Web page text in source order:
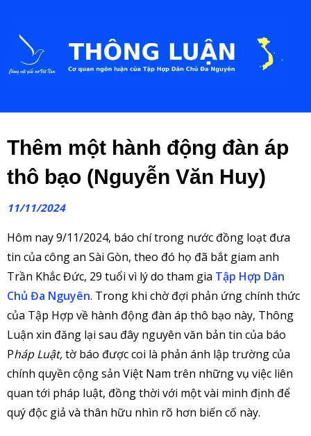
Thêm một hành động đàn áp
thô bạo (Nguyễn Văn Huy)
11/11/2024
Hôm nay 9/11/2024, báo chí trong nước đồng loạt đưa
tin của công an Sài Gòn, theo đó họ đã bắt giam anh
Trần Khắc Đức, 29 tuổi vì lý do tham gia Tập Hợp Dân
Chủ Đa Nguyên. Trong khi chờ đợi phản ứng chính thức
của Tập Hợp về hành động đàn áp thô bạo này, Thông
Luận xin đăng lại sau đây nguyên văn bản tin của báo
Pháp Luật,tờ báo được coi là phản ánh lập trường của
chính quyền cộng sản Việt Nam trên những vụ việc liên
quan tới pháp luật, đồng thời với một vài minh định để
quý độc giả và thân hữu nhìn rõ hơn biến cố này.